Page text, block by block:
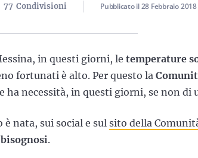
77 Condivisioni Pubblicato il28 Febbraio 2018
in questi giorni, le temperature
fortunati è alto. Per questo la
ha necessità, in questi giorni, se non di
è nata, sui social e sul sito della
.